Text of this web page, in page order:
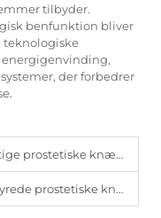
tilbyder.
benfunktion bliver
der forbedrer
din specifikke aktivitetsniveau?
knæ ideelle for aktive brugere?